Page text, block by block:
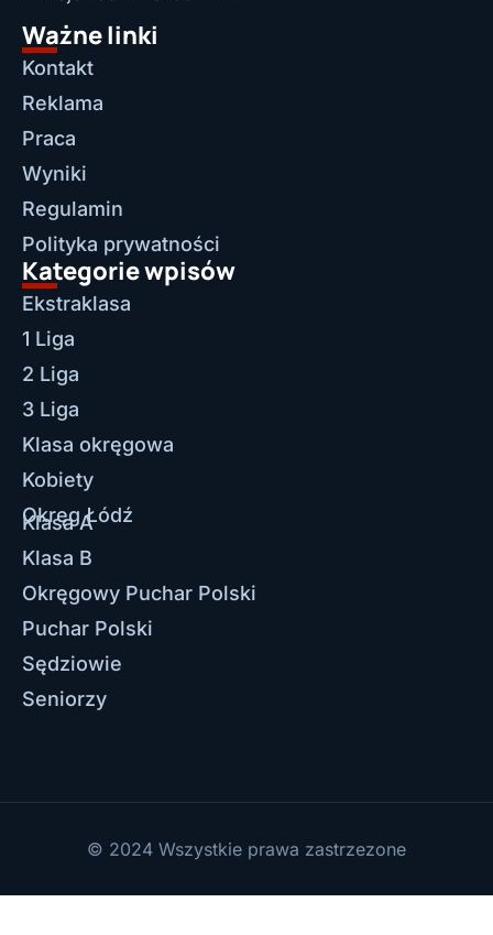
Ważne linki
Kontakt
Reklama
Praca
Wyniki
Regulamin
Polityka prywatności
Kategorie wpisów
Ekstraklasa
1 Liga
2 Liga
3 Liga
Klasa okręgowa
Kobiety
Okręg Łódź
Klasa A
Klasa B
Okręgowy Puchar Polski
Puchar Polski
Sędziowie
Seniorzy
© 2024 Wszystkie prawa zastrzezone